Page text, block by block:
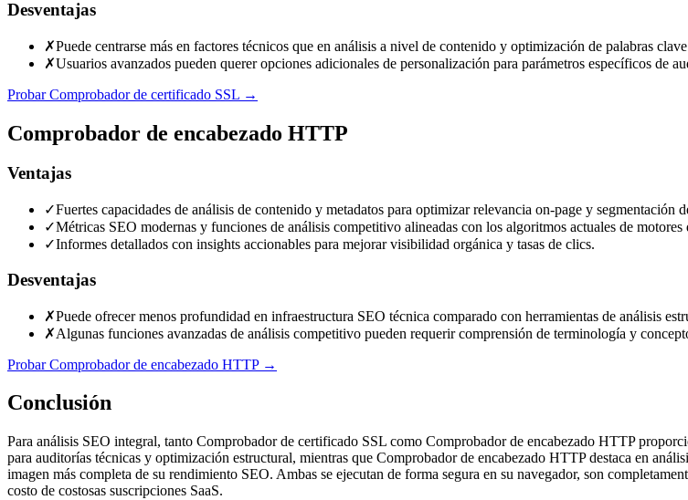
Desventajas
✗Puede centrarse más en factores técnicos que en análisis a nivel de contenido y optimización de palabras
✗Usuarios avanzados pueden querer opciones adicionales de personalización para parámetros específicos de
Probar Comprobador de certificado SSL →
Comprobador de encabezado HTTP
Ventajas
✓Fuertes capacidades de análisis de contenido y metadatos para optimizar relevancia on-page y segmentación
✓Métricas SEO modernas y funciones de análisis competitivo alineadas con los algoritmos actuales de motores
✓Informes detallados con insights accionables para mejorar visibilidad orgánica y tasas de clics.
Desventajas
✗Puede ofrecer menos profundidad en infraestructura SEO técnica comparado con herramientas de análisis
✗Algunas funciones avanzadas de análisis competitivo pueden requerir comprensión de terminología y
Probar Comprobador de encabezado HTTP→
Conclusión
Para análisis SEO integral, tanto Comprobador de certificado SSL como Comprobador de encabezado HTTP
para auditorías técnicas y optimización estructural, mientras que Comprobador de encabezado HTTP destaca en
imagen más completa de su rendimiento SEO. Ambas se ejecutan de forma segura en su navegador, son
costo de costosas suscripciones SaaS.